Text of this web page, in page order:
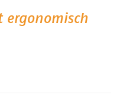
ergonomisch